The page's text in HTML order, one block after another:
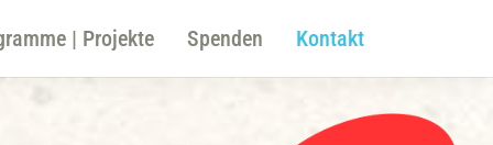
| Projekte Spenden Kontakt